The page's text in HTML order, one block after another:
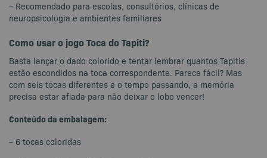
– Recomendado para escolas, consultórios, clínicas de
neuropsicologia e ambientes familiares
Como usar o jogo Toca do Tapiti?
Basta lançar o dado colorido e tentar lembrar quantos Tapitis
estão escondidos na toca correspondente. Parece fácil? Mas
com seis tocas diferentes e o tempo passando, a memória
precisa estar afiada para não deixar o lobo vencer!
Conteúdo da embalagem:
– 6 tocas coloridas